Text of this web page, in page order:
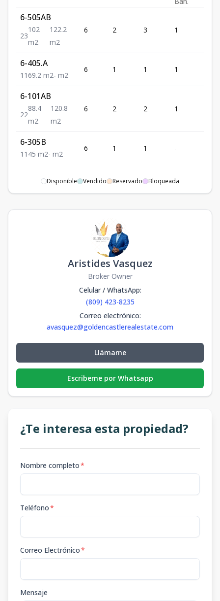
6-505AB
23
102
m2
122.2
m2
6 2 3 1
6-405.A
1 1 69.2 m2- m2
6 1 1 1
6-101AB
22
88.4
m2
120.8
m2
6 2 2 1
6-305B
1 1 45 m2- m2
6 1 1 -
Disponible Vendido Reservado Bloqueada
Aristides Vasquez
Broker Owner
Celular / WhatsApp:
(809) 423-8235
Correo electrónico:
avasquez@goldencastlerealestate.com
Llámame
Escribeme por Whatsapp
¿Te interesa esta propiedad?
Nombre completo*
Teléfono*
Correo Electrónico*
Mensaje